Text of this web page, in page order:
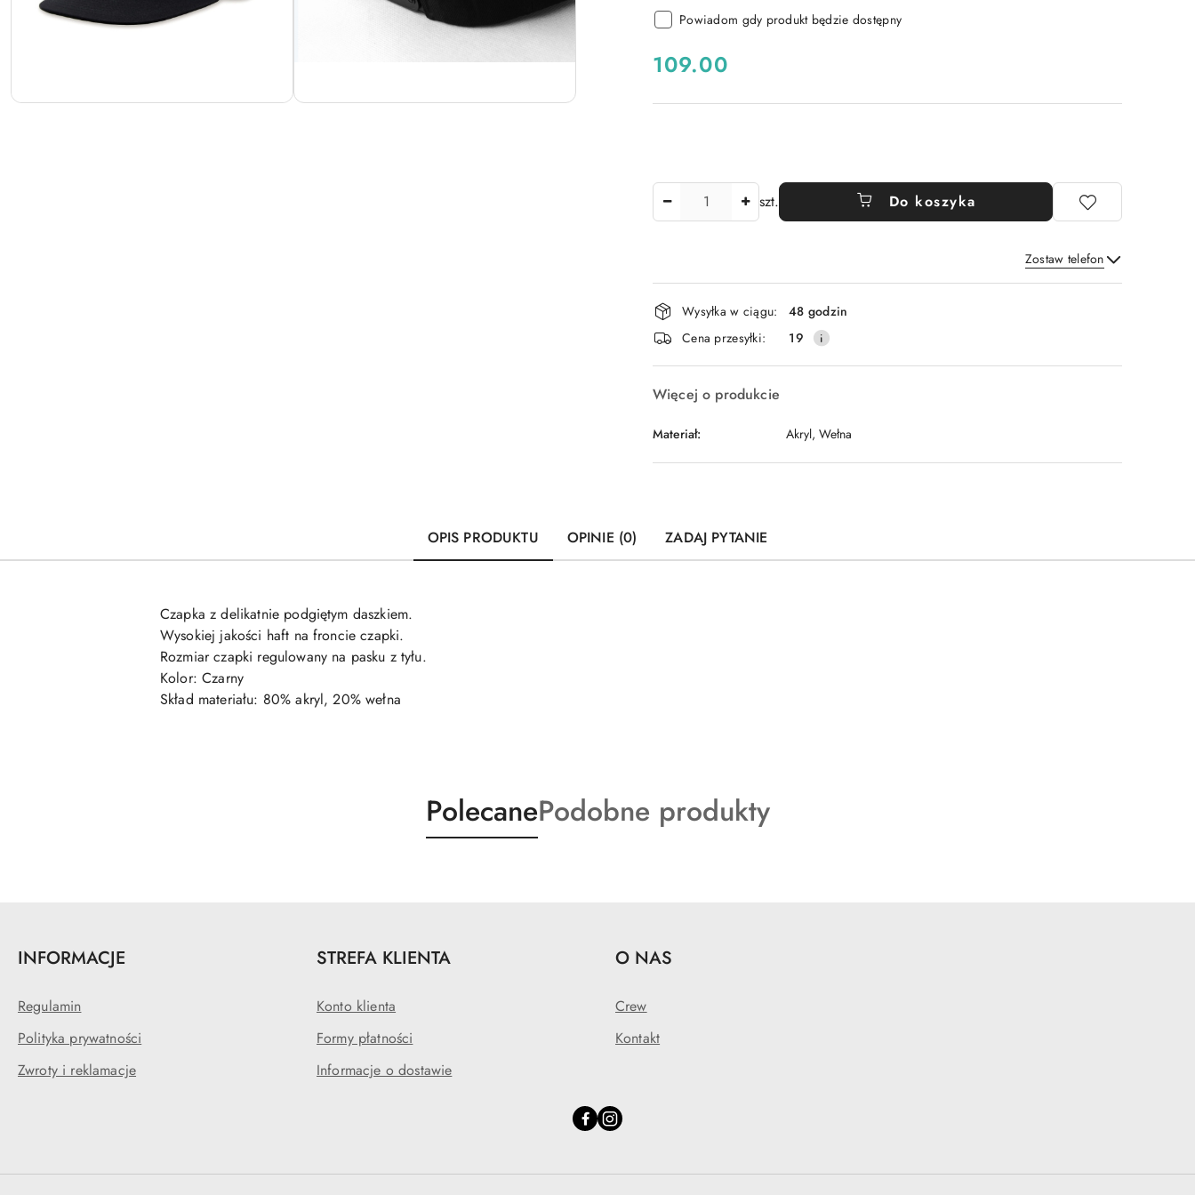
Powiadom gdy produkt będzie dostępny
cena:
109.00
szt. Do koszyka
Zostaw telefon
Wyślij
Dostępność
i
dostawa
Wysyłka w ciągu:
48 godzin
Cena przesyłki:
19
Więcej o produkcie
Materiał: Akryl, Wełna
OPIS PRODUKTU OPINIE (0) ZADAJ PYTANIE
Czapka z delikatnie podgiętym daszkiem.
Wysokiej jakości haft na froncie czapki.
Rozmiar czapki regulowany na pasku z tyłu.
Kolor: Czarny
Skład materiału: 80% akryl, 20% wełna
Produkty
o
PolecaneProdukty
o
Podobne produkty
INFORMACJE
Regulamin
Polityka prywatności
Zwroty i reklamacje
STREFA KLIENTA
Konto klienta
Formy płatności
Informacje o dostawie
O NAS
Crew
Kontakt